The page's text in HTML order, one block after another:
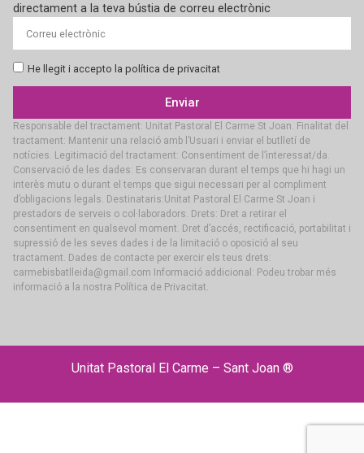
directament a la teva bústia de correu electrònic
He llegit i accepto la política de privacitat
Enviar
Responsable del tractament: Unitat Pastoral El Carme St Joan. Finalitat del
tractament: Mantenir una relació amb l’Usuari i enviar el butlletí de
notícies. Legitimació del tractament: Consentiment de l’interessat/da.
Conservació de les dades: Es conservaran durant el temps que hi hagi un
interès mutu o durant el temps que sigui necessari per al compliment
d’obligacions legals. Destinataris:Unitat Pastoral El Carme St Joan i
prestadors de serveis o col·laboradors. Drets: Dret a retirar el
consentiment en qualsevol moment. Dret d’accés, rectificació, portabilitat i
supressió de les seves dades i de la limitació o oposició al seu
tractament. Dades de contacte per exercir els teus drets:
carmebisbatlleida@gmail.com Informació addicional: Podeu trobar més
informació a la nostra Política de Privacitat.
Unitat Pastoral El Carme – Sant Joan ®